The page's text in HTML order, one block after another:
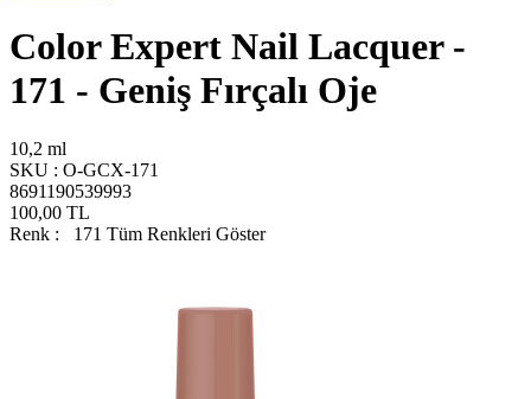
Color Expert Nail Lacquer -
171 - Geniş Fırçalı Oje
10,2 ml
SKU : O-GCX-171
8691190539993
100,00 TL
Renk : 171 Tüm Renkleri Göster